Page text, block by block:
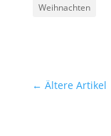
Weihnachten
← Ältere Artikel